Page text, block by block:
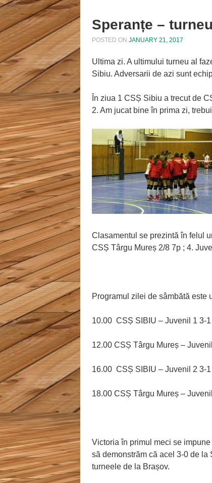
Speranțe –
POSTED ON JANUARY 21, 2017
Ultima zi. A ultimului turneu al
Sibiu. Adversarii de azi sunt
În ziua 1 CSȘ Sibiu a trecut de
2. Am jucat bine în prima zi,
Clasamentul se prezintă în felul
CSȘ Târgu Mureș 2/8 7p ; 4.
Programul zilei de sâmbătă este
10.00 CSȘ SIBIU – Juvenil 1 3-1
12.00 CSȘ Târgu Mureș –
16.00 CSȘ SIBIU – Juvenil 2 3-1
18.00 CSȘ Târgu Mureș –
Victoria în primul meci se
să demonstrăm că acel 3-0 de
turneele de la Brașov.